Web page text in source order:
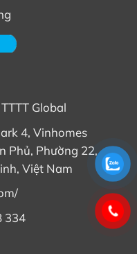
Global
4, Vinhomes
Phủ, Phường 22,
Việt Nam
334